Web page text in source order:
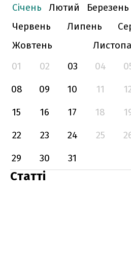
Січень
Лютий Березень
Червень
Липень
Жовтень
01
02 03 04
08
09 10 11
15
16 17 18
22
23 24 25
29
30 31
Статті